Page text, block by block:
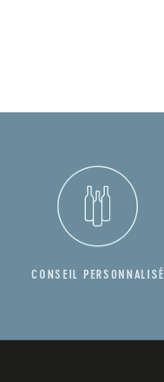
CONSEIL PERSONNALISÉ